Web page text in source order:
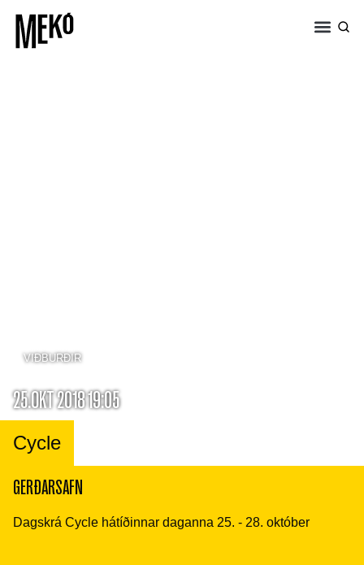
VIÐBURÐIR
25.OKT 2018 19:05
Cycle
GERÐARSAFN
Dagskrá Cycle hátíðinnar daganna 25. - 28. október